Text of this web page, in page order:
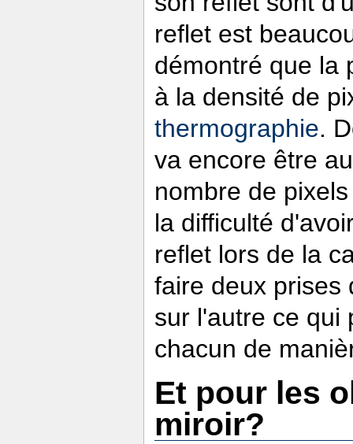
reflet est
démontré que la
à la densité de
thermographie.
va encore être
nombre de
la difficulté
reflet lors de la
faire deux prises
sur l'autre ce qui
chacun de
Et pour les
miroir?